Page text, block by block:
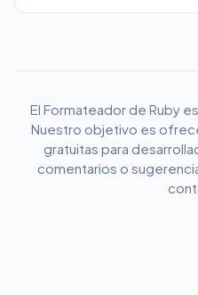
El Formateador de Ruby
Nuestro objetivo es
gratuitas para
comentarios o